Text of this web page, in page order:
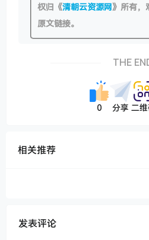
权归《清朝云资源网》所有，
原文链接。
THE
0 分享 二
相关推荐
发表评论